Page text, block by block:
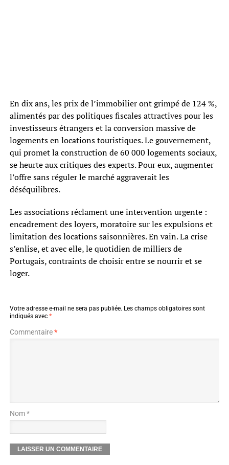
En dix ans, les prix de l’immobilier ont grimpé de 124 %,
alimentés par des politiques fiscales attractives pour les
investisseurs étrangers et la conversion massive de
logements en locations touristiques. Le gouvernement,
qui promet la construction de 60 000 logements sociaux,
se heurte aux critiques des experts. Pour eux, augmenter
l’offre sans réguler le marché aggraverait les
déséquilibres.
Les associations réclament une intervention urgente :
encadrement des loyers, moratoire sur les expulsions et
limitation des locations saisonnières. En vain. La crise
s’enlise, et avec elle, le quotidien de milliers de
Portugais, contraints de choisir entre se nourrir et se
loger.
Votre adresse e-mail ne sera pas publiée. Les champs obligatoires sont
indiqués avec *
Commentaire*
Nom *